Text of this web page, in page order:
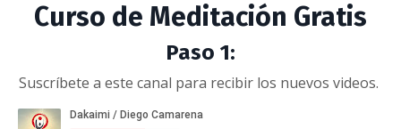
Curso de Meditación Gratis
Paso 1:
Suscríbete a este canal para recibir los nuevos videos.